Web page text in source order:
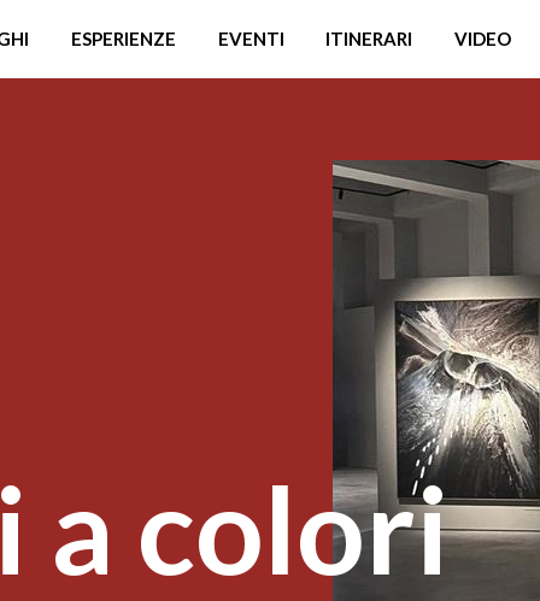
ESPERIENZE EVENTI ITINERARI VIDEO
a colori